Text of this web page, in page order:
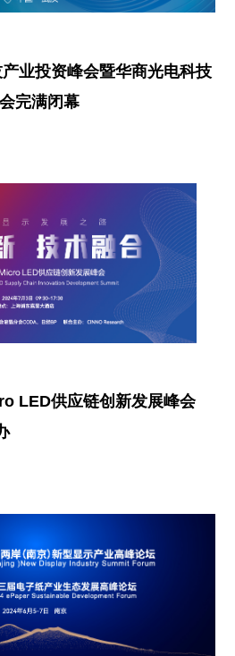
业投资峰会暨华商光电科技
完满闭幕
LED供应链创新发展峰会